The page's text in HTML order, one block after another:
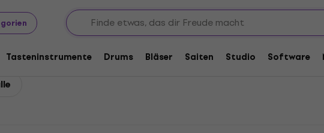
Tasteninstrumente Drums Bläser Saiten Studio Software